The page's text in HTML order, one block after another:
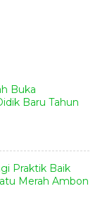
Buka
Baru Tahun
Praktik Baik
Merah Ambon